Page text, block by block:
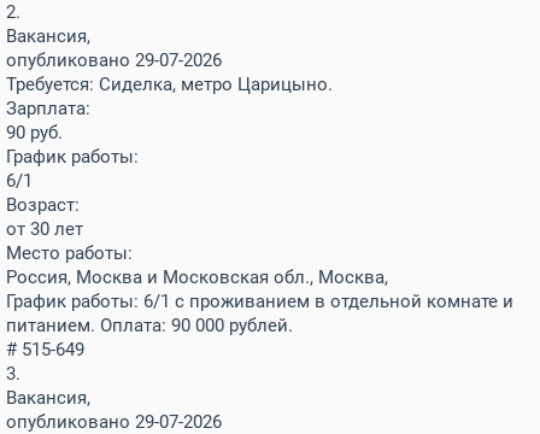
2.
Вакансия,
опубликовано 29-07-2026
Требуется: Сиделка, метро Царицыно.
Зарплата:
90 руб.
График работы:
6/1
Возраст:
от 30 лет
Место работы:
Россия, Москва и Московская обл., Москва,
График работы: 6/1 с проживанием в отдельной комнате и
питанием. Оплата: 90 000 рублей.
# 515-649
3.
Вакансия,
опубликовано 29-07-2026